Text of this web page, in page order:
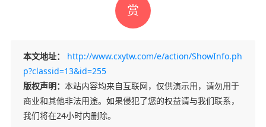
赏
本文地址：
http://www.cxytw.com/e/action/ShowInfo.ph
p?classid=13&id=255
版权声明： 本站内容均来自互联网，仅供演示用，请勿用于
商业和其他非法用途。如果侵犯了您的权益请与我们联系，
我们将在24小时内删除。